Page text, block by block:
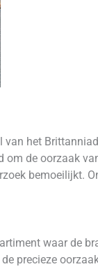
het
de oorzaak
bemoeilijkt.
waar de
precieze